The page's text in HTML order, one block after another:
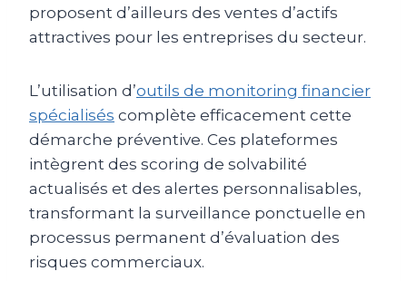
proposent d’ailleurs des ventes d’actifs
attractives pour les entreprises du secteur.
L’utilisation d’outils de monitoring financier
spécialisés complète efficacement cette
démarche préventive. Ces plateformes
intègrent des scoring de solvabilité
actualisés et des alertes personnalisables,
transformant la surveillance ponctuelle en
processus permanent d’évaluation des
risques commerciaux.